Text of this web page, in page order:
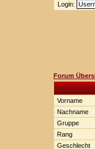
Login:
Forum
Vorname
Nachname
Gruppe
Rang
Geschlecht